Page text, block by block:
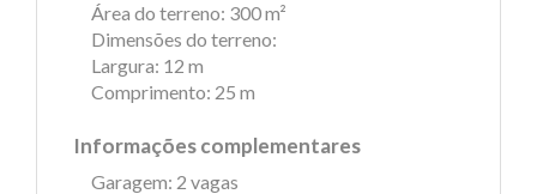
Área do terreno: 300 m²
Dimensões do terreno:
Largura: 12 m
Comprimento: 25 m
Informações complementares
Garagem: 2 vagas